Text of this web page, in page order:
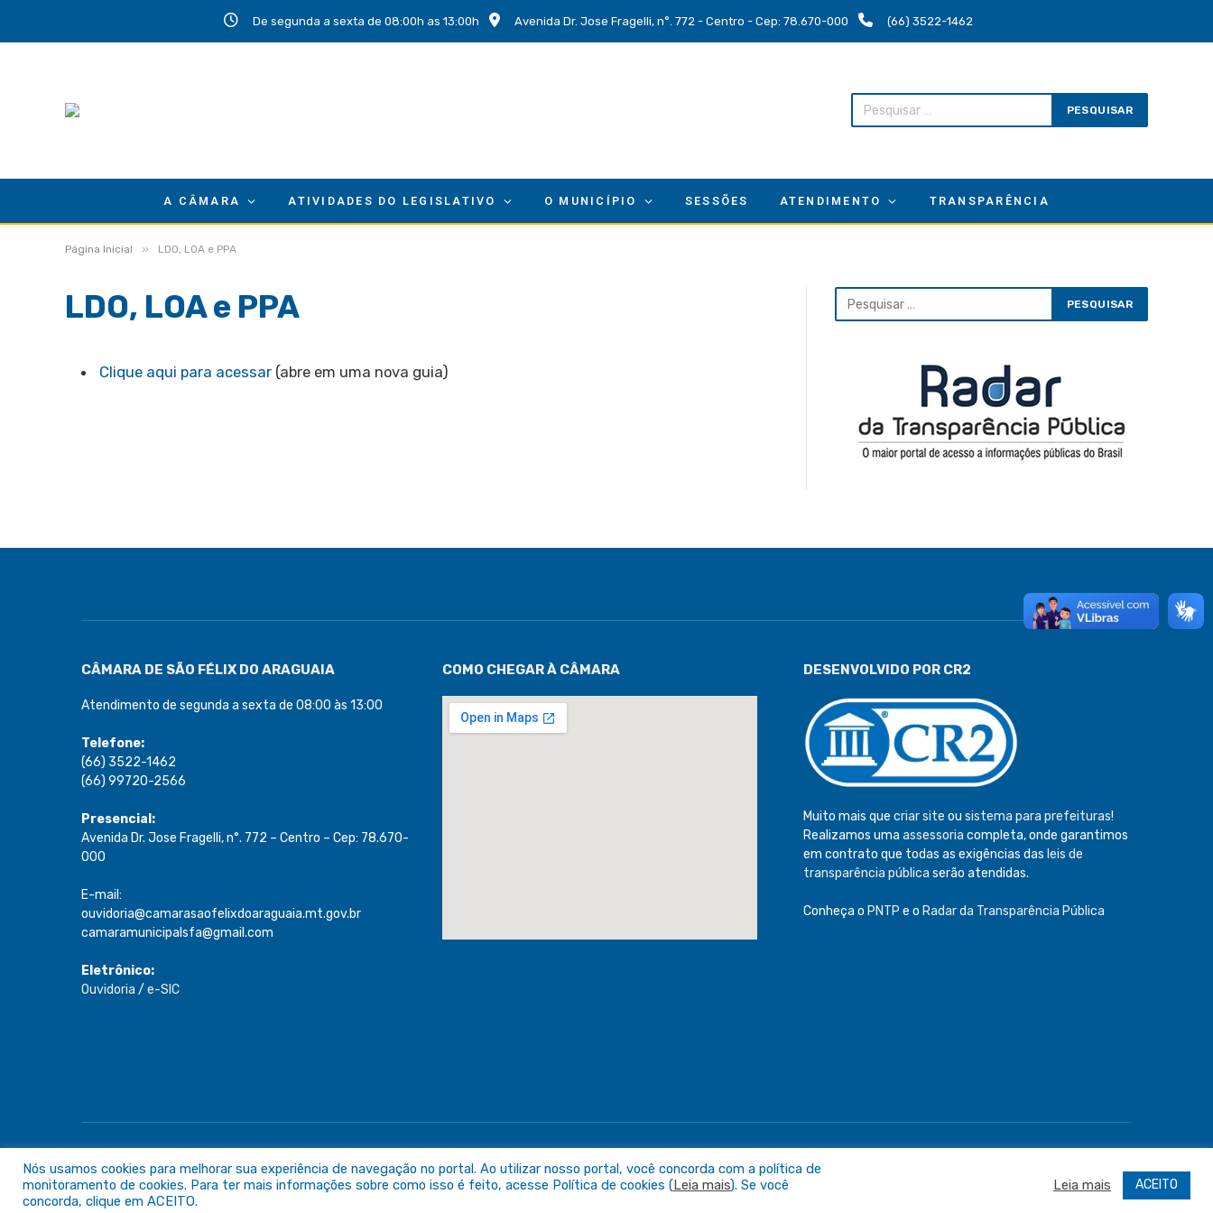
De segunda a sexta de 08:00h as 13:00h Avenida Dr. Jose Fragelli, n°. 772 - Centro - Cep: 78.670-000 (66) 3522-1462
A CÂMARA ATIVIDADES DO LEGISLATIVO O MUNICÍPIO SESSÕES ATENDIMENTO TRANSPARÊNCIA
Página Inicial » LDO, LOA e PPA
LDO, LOA e PPA
Clique aqui para acessar (abre em uma nova guia)
CÂMARA DE SÃO FÉLIX DO ARAGUAIA
Atendimento de segunda a sexta de 08:00 às 13:00
Telefone:
(66) 3522-1462
(66) 99720-2566
Presencial:
Avenida Dr. Jose Fragelli, n°. 772 – Centro – Cep: 78.670-
000
E-mail:
ouvidoria@camarasaofelixdoaraguaia.mt.gov.br
camaramunicipalsfa@gmail.com
Eletrônico:
Ouvidoria / e-SIC
COMO CHEGAR À CÂMARA DESENVOLVIDO POR CR2
Muito mais que criar site ou sistema para prefeituras!
Realizamos uma assessoria completa, onde garantimos
em contrato que todas as exigências das leis de
transparência pública serão atendidas.
Conheça o PNTP e o Radar da Transparência Pública
Nós usamos cookies para melhorar sua experiência de navegação no portal. Ao utilizar nosso portal, você concorda com a política de
monitoramento de cookies. Para ter mais informações sobre como isso é feito, acesse Política de cookies (Leia mais). Se você
concorda, clique em ACEITO.
Leia mais ACEITO